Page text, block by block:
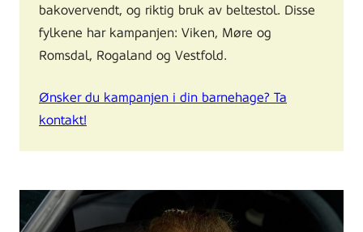
bakovervendt, og riktig bruk av beltestol. Disse
fylkene har kampanjen: Viken, Møre og
Romsdal, Rogaland og Vestfold.
Ønsker du kampanjen i din barnehage? Ta
kontakt!